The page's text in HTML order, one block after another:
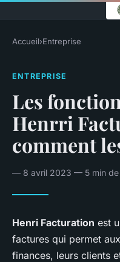
Accueil›Entreprise
ENTREPRISE
Les
Henrri
comment
— 8 avril 2023 — 5 min de
Henri Facturation est
factures qui permet
finances, leurs clients